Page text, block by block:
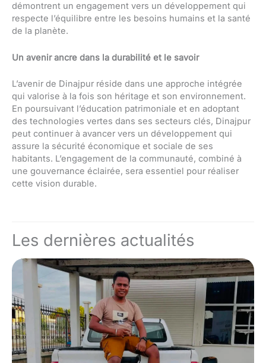
démontrent un engagement vers un développement qui
respecte l’équilibre entre les besoins humains et la santé
de la planète.
Un avenir ancre dans la durabilité et le savoir
L’avenir de Dinajpur réside dans une approche intégrée
qui valorise à la fois son héritage et son environnement.
En poursuivant l’éducation patrimoniale et en adoptant
des technologies vertes dans ses secteurs clés, Dinajpur
peut continuer à avancer vers un développement qui
assure la sécurité économique et sociale de ses
habitants. L’engagement de la communauté, combiné à
une gouvernance éclairée, sera essentiel pour réaliser
cette vision durable.
Les dernières actualités